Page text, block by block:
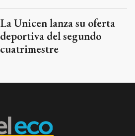
La Unicen lanza su oferta
deportiva del segundo
cuatrimestre